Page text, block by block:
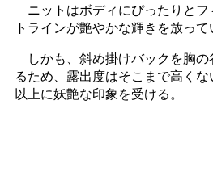
ニットはボディにぴったりとフ
トラインが艶やかな輝きを放って
しかも、斜め掛けバックを胸の
るため、露出度はそこまで高く
以上に妖艶な印象を受ける。